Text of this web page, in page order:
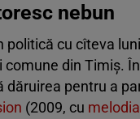
nebun
politică cu cîteva
comune din Timiș.
dăruirea pentru a
(2009, cu